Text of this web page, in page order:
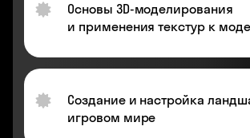
Основы 3D-моделирования
и применения текстур к
Создание и настройка
игровом мире